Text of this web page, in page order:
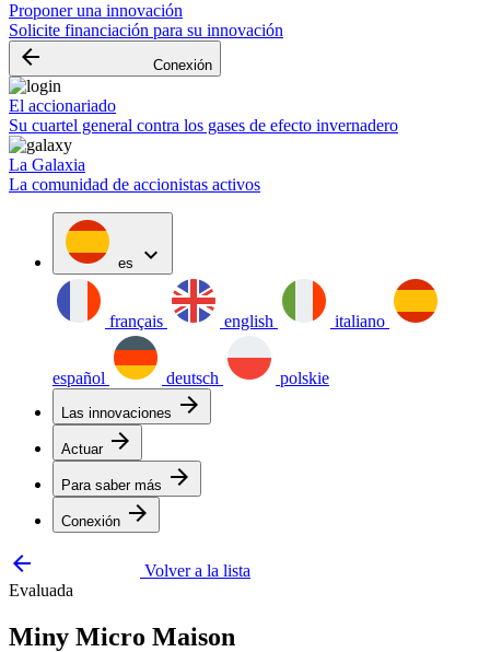
Proponer una innovación
Solicite financiación para su innovación
arrow_backward Conexión
El accionariado
Su cuartel general contra los gases de efecto invernadero
La Galaxia
La comunidad de accionistas activos
es expand_more
français english italiano
español deutsch polskie
Las innovaciones arrow_forward
Actuar arrow_forward
Para saber más arrow_forward
Conexión arrow_forward
arrow_backward
Volver a la lista
Evaluada
Miny Micro Maison